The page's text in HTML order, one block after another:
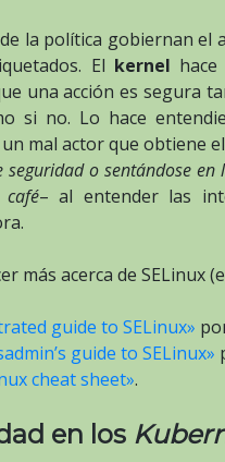
la política gobiernan el
El kernel
una acción es segura
si no. Lo hace
mal actor que obtiene
seguridad o sentándose
– al entender las
más acerca de SELinux
guide to SELinux»
guide to SELinux»
cheat sheet».
en los